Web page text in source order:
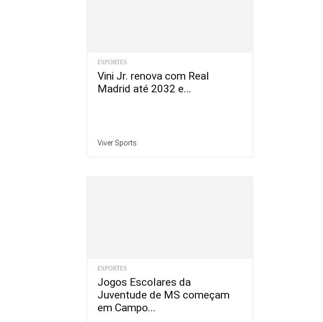
ESPORTES
Vini Jr. renova com Real
Madrid até 2032 e...
Viver Sports
ESPORTES
Jogos Escolares da
Juventude de MS começam
em Campo...